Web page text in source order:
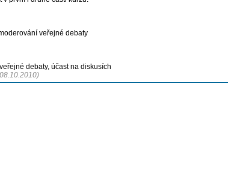
veřejné debaty
debaty, účast na diskusích